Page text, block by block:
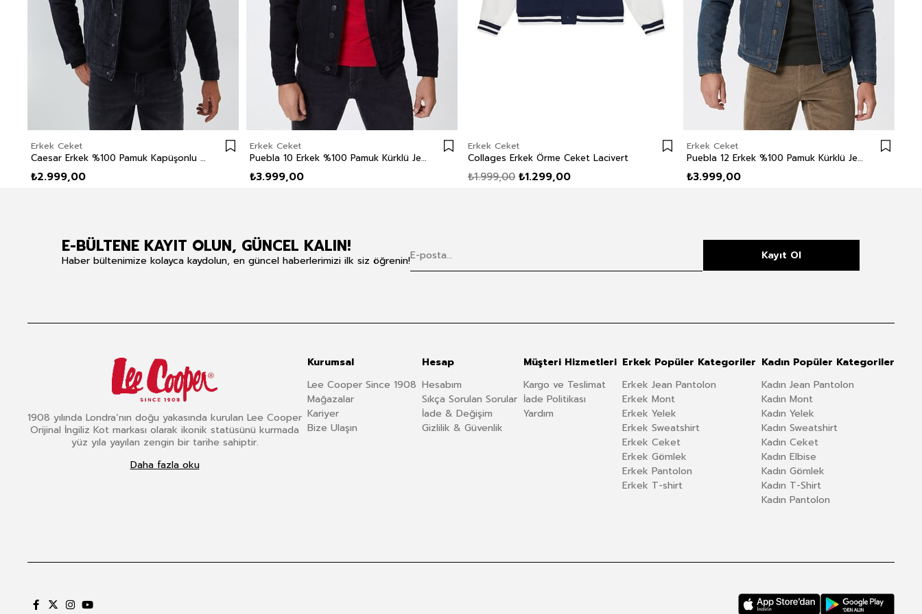
Erkek Ceket
Caesar Erkek %100 Pamuk Kapüşonlu Kürklü Ceket
₺2.999,00
Erkek Ceket
Puebla 10 Erkek %100 Pamuk Kürklü Jean Ceket
₺3.999,00
Erkek Ceket
Collages Erkek Örme Ceket Lacivert
₺1.299,00
₺1.999,00
Erkek Ceket
Puebla 12 Erkek %100 Pamuk Kürklü Jean Ceket
₺3.999,00
E-BÜLTENE KAYIT OLUN, GÜNCEL KALIN!
Haber bültenimize kolayca kaydolun, en güncel haberlerimizi ilk siz öğrenin! Kayıt Ol
1908 yılında Londra’nın doğu yakasında kurulan Lee Cooper
Orijinal İngiliz Kot markası olarak ikonik statüsünü kurmada
yüz yıla yayılan zengin bir tarihe sahiptir.
Daha fazla oku
Kurumsal
Lee Cooper Since 1908
Mağazalar
Kariyer
Bize Ulaşın
Hesap
Hesabım
Sıkça Sorulan Sorular
İade & Değişim
Gizlilik & Güvenlik
Müşteri Hizmetleri
Kargo ve Teslimat
İade Politikası
Yardım
Erkek Popüler Kategoriler
Erkek Jean Pantolon
Erkek Mont
Erkek Yelek
Erkek Sweatshirt
Erkek Ceket
Erkek Gömlek
Erkek Pantolon
Erkek T-shirt
Kadın Popüler Kategoriler
Kadın Jean Pantolon
Kadın Mont
Kadın Yelek
Kadın Sweatshirt
Kadın Ceket
Kadın Elbise
Kadın Gömlek
Kadın T-Shirt
Kadın Pantolon